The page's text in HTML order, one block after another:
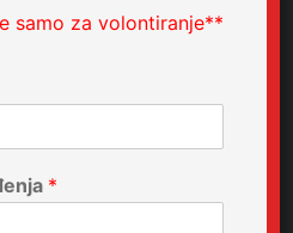
samo za volontiranje**
*